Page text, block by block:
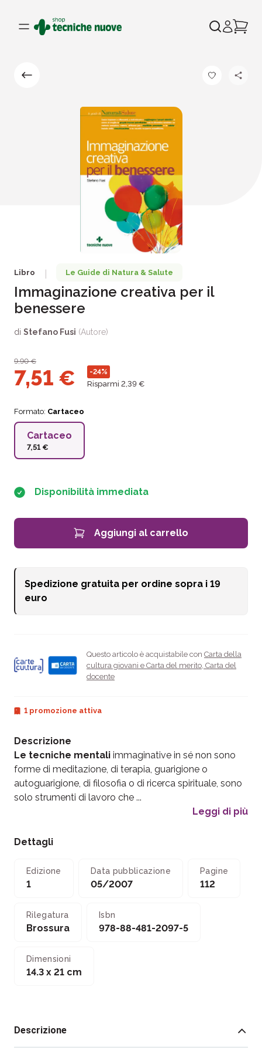
Libro Le Guide di Natura & Salute
Immaginazione creativa per il
benessere
di Stefano Fusi (Autore)
9,90€
7,51 € -24%
Risparmi 2,39 €
Formato: Cartaceo
Cartaceo
7,51 €
Disponibilità immediata
Aggiungi al carrello
Spedizione gratuita per ordine sopra i 19
euro
Questo articolo è acquistabile con Carta della
cultura giovani e Carta del merito, Carta del
docente
1 promozione attiva
Descrizione
Le tecniche mentali immaginative in sé non sono
forme di meditazione, di terapia, guarigione o
autoguarigione, di filosofia o di ricerca spirituale, sono
solo strumenti di lavoro che ...
Leggi di più
Dettagli
Edizione
1
Data pubblicazione
05/2007
Pagine
112
Rilegatura
Brossura
Isbn
978-88-481-2097-5
Dimensioni
14.3 x 21 cm
Descrizione